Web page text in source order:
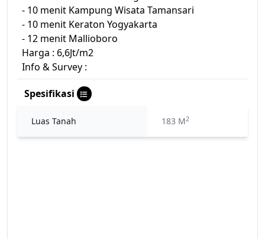
- 10 menit Kampung Wisata Tamansari
- 10 menit Keraton Yogyakarta
- 12 menit Mallioboro
Harga : 6,6Jt/m2
Info & Survey :
Spesifikasi
Luas Tanah 183 M2